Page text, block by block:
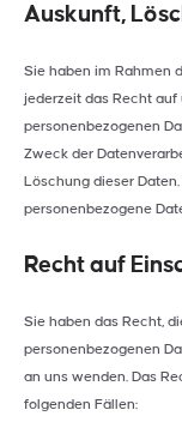
Auskunft,
Sie haben im Rahmen
jederzeit das Recht
personenbezogenen
Zweck der
Löschung dieser
personenbezogene
Recht auf
Sie haben das Recht,
personenbezogenen
an uns wenden. Das
folgenden Fällen: